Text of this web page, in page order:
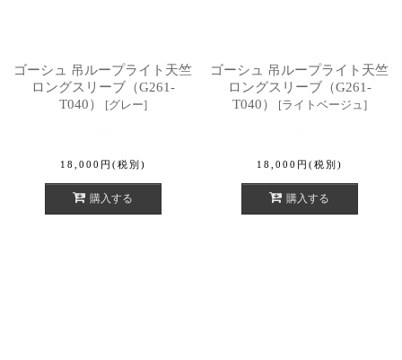
ゴーシュ 吊ループライト天竺
ロングスリーブ（G261-
T040）
[グレー]
18,000 円 (税別)
購入する
ゴーシュ 吊ループライト天竺
ロングスリーブ（G261-
T040）
[ライトベージュ ]
18,000 円 (税別)
購入する